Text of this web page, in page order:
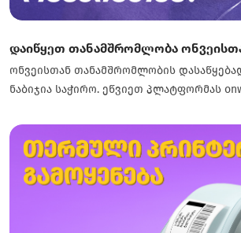
დაიწყეთ თანამშრომლობა
ონვეისთან თანამშრომლობის
ნაბიჯია საჭირო. ეწვიეთ პლატფორმას